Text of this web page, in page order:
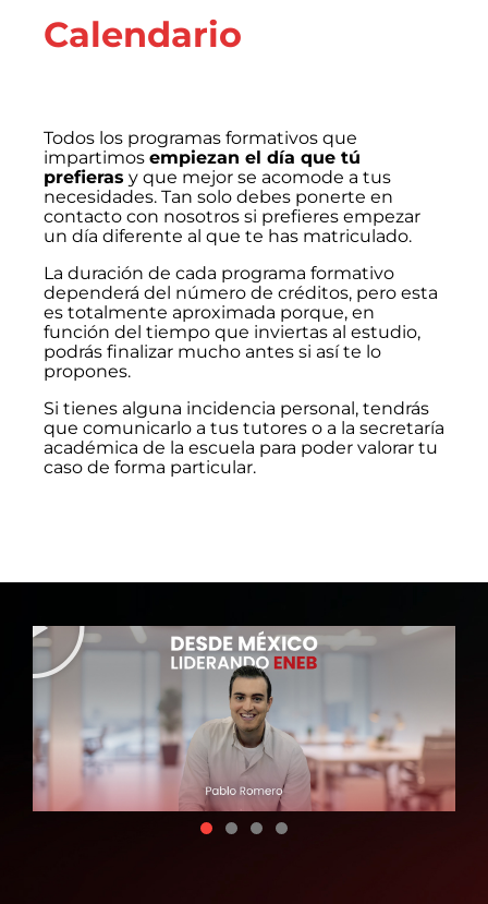
Calendario
de
vídeo
Todos los programas formativos que
impartimos empiezan el día que tú
prefieras y que mejor se acomode a tus
necesidades. Tan solo debes ponerte en
contacto con nosotros si prefieres empezar
un día diferente al que te has matriculado.
La duración de cada programa formativo
dependerá del número de créditos, pero esta
es totalmente aproximada porque, en
función del tiempo que inviertas al estudio,
podrás finalizar mucho antes si así te lo
propones.
Si tienes alguna incidencia personal, tendrás
que comunicarlo a tus tutores o a la secretaría
académica de la escuela para poder valorar tu
caso de forma particular.